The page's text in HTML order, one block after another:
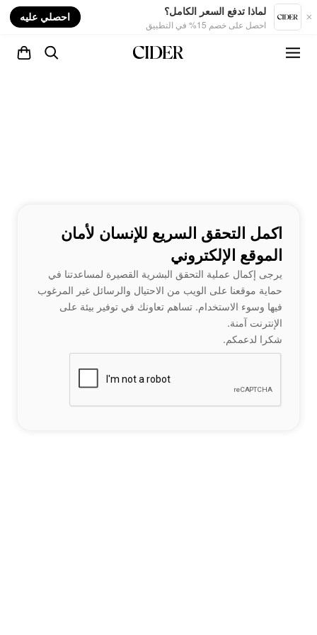
لماذا تدفع السعر الكامل؟
احصل على خصم 15% في التطبيق
احصلي عليه
اكمل التحقق السريع للإنسان لأمان
الموقع الإلكتروني
يرجى إكمال عملية التحقق البشرية القصيرة لمساعدتنا في
حماية موقعنا على الويب من الاحتيال والرسائل غير المرغوب
فيها وسوء الاستخدام. تساهم تعاونك في توفير بيئة على
الإنترنت آمنة.
شكرا لدعمكم.